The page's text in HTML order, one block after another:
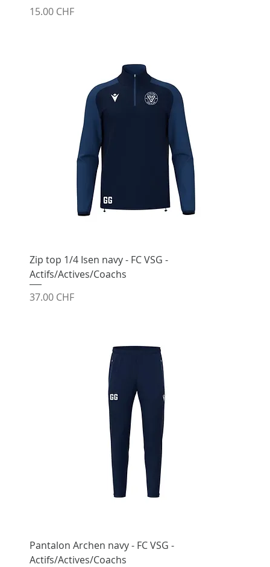
Prix
15.00 CHF
Zip top 1/4 Isen navy - FC VSG -
Actifs/Actives/Coachs
Prix
37.00 CHF
Pantalon Archen navy - FC VSG -
Actifs/Actives/Coachs